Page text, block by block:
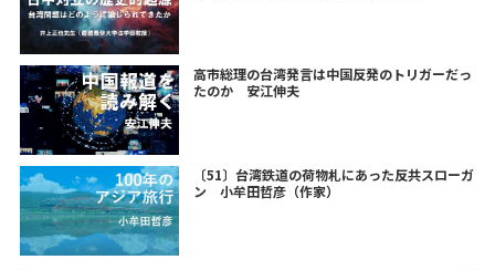
高市総理の台湾発言は中国反発のトリガーだっ
たのか 安江伸夫
〔51〕台湾鉄道の荷物札にあった反共スローガ
ン 小牟田哲彦（作家）